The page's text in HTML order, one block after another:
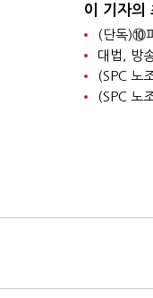
이 기자의
대법, 방